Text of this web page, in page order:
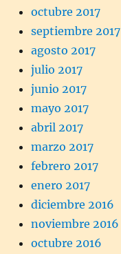
octubre 2017
septiembre 2017
agosto 2017
julio 2017
junio 2017
mayo 2017
abril 2017
marzo 2017
febrero 2017
enero 2017
diciembre 2016
noviembre 2016
octubre 2016